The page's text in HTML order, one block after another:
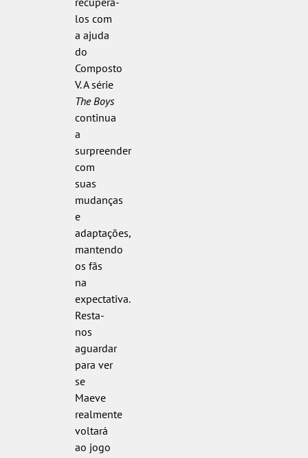
los com
a ajuda
do
Composto
V. A série
The Boys
continua
a
surpreender
com
suas
mudanças
e
adaptações,
mantendo
os fãs
na
expectativa.
Resta-
nos
aguardar
para ver
se
Maeve
realmente
voltará
ao jogo